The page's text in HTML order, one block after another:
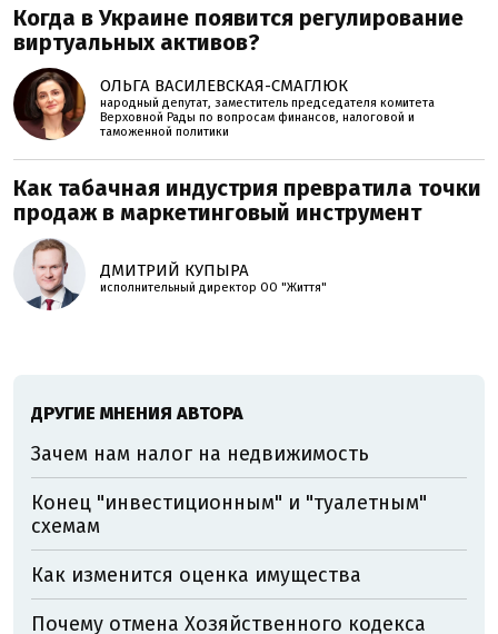
Когда в Украине появится регулирование
виртуальных активов?
ОЛЬГА ВАСИЛЕВСКАЯ-СМАГЛЮК
народный депутат, заместитель председателя комитета
Верховной Рады по вопросам финансов, налоговой и
таможенной политики
Как табачная индустрия превратила точки
продаж в маркетинговый инструмент
ДМИТРИЙ КУПЫРА
исполнительный директор ОО "Життя"
ДРУГИЕ МНЕНИЯ АВТОРА
Зачем нам налог на недвижимость
Конец "инвестиционным" и "туалетным"
схемам
Как изменится оценка имущества
Почему отмена Хозяйственного кодекса